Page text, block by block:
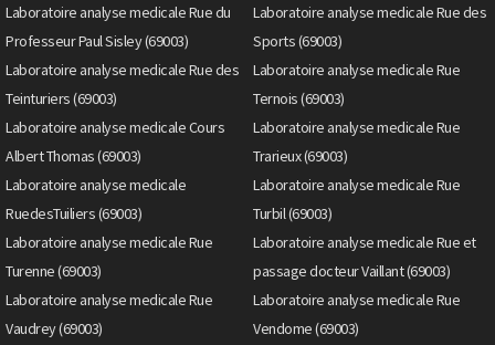
Laboratoire analyse medicale Rue du
Professeur Paul Sisley (69003)
Laboratoire analyse medicale Rue des
Sports (69003)
Laboratoire analyse medicale Rue des
Teinturiers (69003)
Laboratoire analyse medicale Rue
Ternois (69003)
Laboratoire analyse medicale Cours
Albert Thomas (69003)
Laboratoire analyse medicale Rue
Trarieux (69003)
Laboratoire analyse medicale
RuedesTuiliers (69003)
Laboratoire analyse medicale Rue
Turbil (69003)
Laboratoire analyse medicale Rue
Turenne (69003)
Laboratoire analyse medicale Rue et
passage docteur Vaillant (69003)
Laboratoire analyse medicale Rue
Vaudrey (69003)
Laboratoire analyse medicale Rue
Vendome (69003)